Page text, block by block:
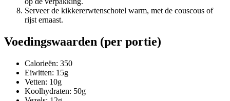
Serveer de kikkererwtenschotel warm, met de couscous of
rijst ernaast.
Voedingswaarden (per portie)
Calorieën: 350
Eiwitten: 15g
Vetten: 10g
Koolhydraten: 50g